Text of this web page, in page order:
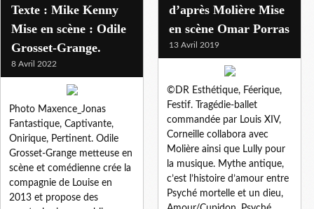
Texte : Mike Kenny
Mise en scène : Odile
Grosset-Grange.
8 Avril 2022
Photo Maxence_Jonas
Fantastique, Captivante,
Onirique, Pertinent. Odile
Grosset-Grange metteuse en
scène et comédienne crée la
compagnie de Louise en
2013 et propose des
d’après Molière Mise
en scène Omar Porras
13 Avril 2019
©DR Esthétique, Féerique,
Festif. Tragédie-ballet
commandée par Louis XIV,
Corneille collabora avec
Molière ainsi que Lully pour
la musique. Mythe antique,
c’est l’histoire d’amour entre
Psyché mortelle et un dieu,